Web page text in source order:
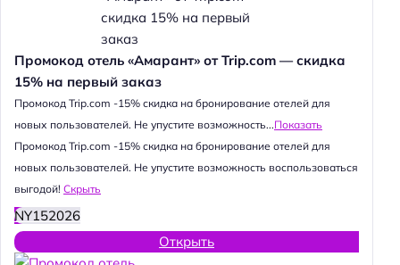
Промокод отель «Амарант» от Trip.com — скидка
15% на первый заказ
Промокод Trip.com -15% скидка на бронирование отелей для
новых пользователей. Не упустите возможность...Показать
Промокод Trip.com -15% скидка на бронирование отелей для
новых пользователей. Не упустите возможность воспользоваться
выгодой! Скрыть
NY152026
Открыть